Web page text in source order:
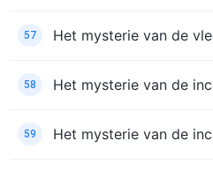
57 Het mysterie van de
58 Het mysterie van de
59 Het mysterie van de